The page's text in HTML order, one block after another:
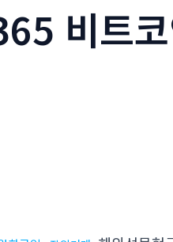
비트